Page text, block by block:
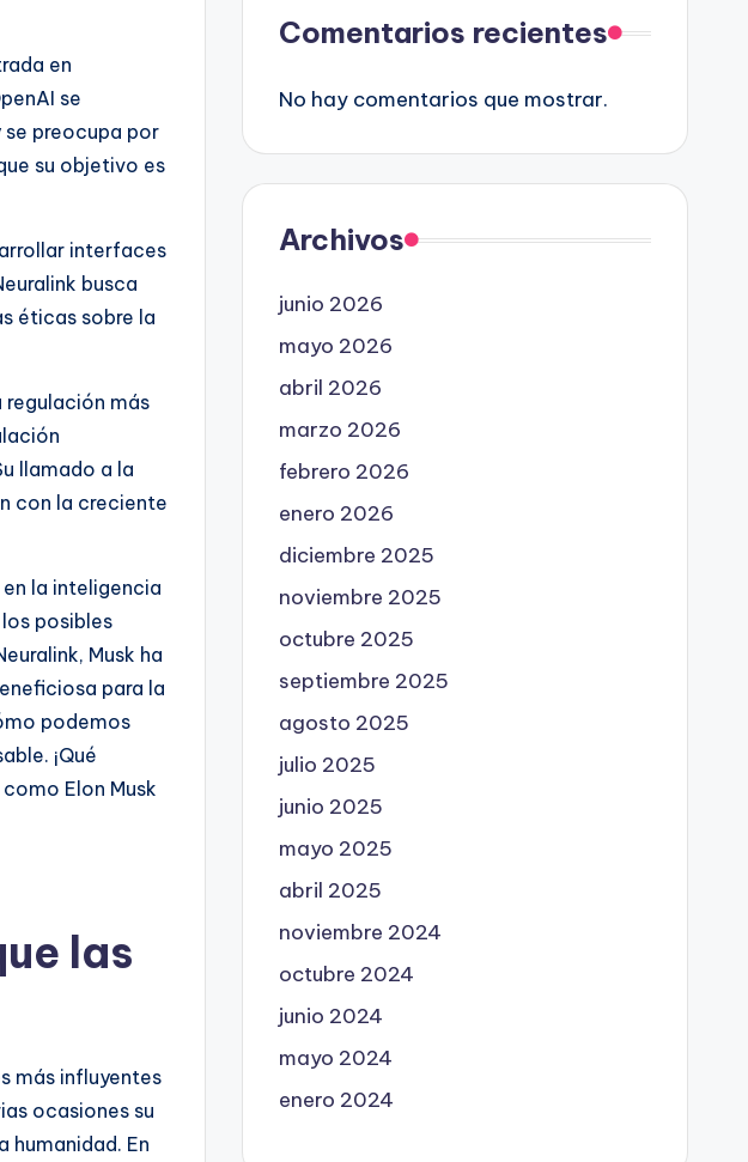
en
se
preocupa por
su objetivo es
interfaces
busca
éticas sobre la
regulación más
llamado a la
con la creciente
la inteligencia
posibles
Musk ha
para la
podemos
¡Qué
Elon Musk
las
más influyentes
ocasiones su
humanidad. En
Comentarios recientes
No hay comentarios que mostrar.
Archivos
junio 2026
mayo 2026
abril 2026
marzo 2026
febrero 2026
enero 2026
diciembre 2025
noviembre 2025
octubre 2025
septiembre 2025
agosto 2025
julio 2025
junio 2025
mayo 2025
abril 2025
noviembre 2024
octubre 2024
junio 2024
mayo 2024
enero 2024